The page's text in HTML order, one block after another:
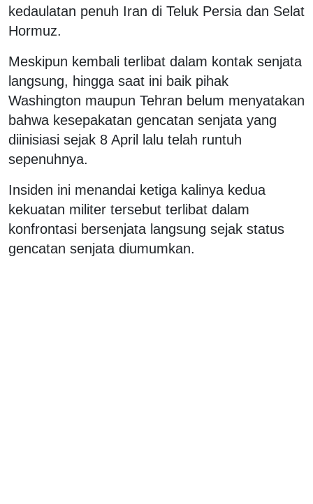
kedaulatan penuh Iran di Teluk Persia dan Selat
Hormuz.
Meskipun kembali terlibat dalam kontak senjata
langsung, hingga saat ini baik pihak
Washington maupun Tehran belum menyatakan
bahwa kesepakatan gencatan senjata yang
diinisiasi sejak 8 April lalu telah runtuh
sepenuhnya.
Insiden ini menandai ketiga kalinya kedua
kekuatan militer tersebut terlibat dalam
konfrontasi bersenjata langsung sejak status
gencatan senjata diumumkan.